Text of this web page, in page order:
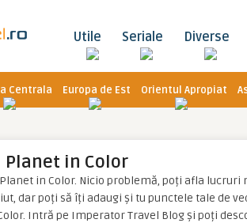
Utile Seriale Diverse
Centrala Europa de Est Orientul Apropiat
Planet in Color
in Color. Nicio problemă, poți afla lucruri
dar poți să îți adaugi și tu punctele tale de
Intră pe Imperator Travel Blog și poți